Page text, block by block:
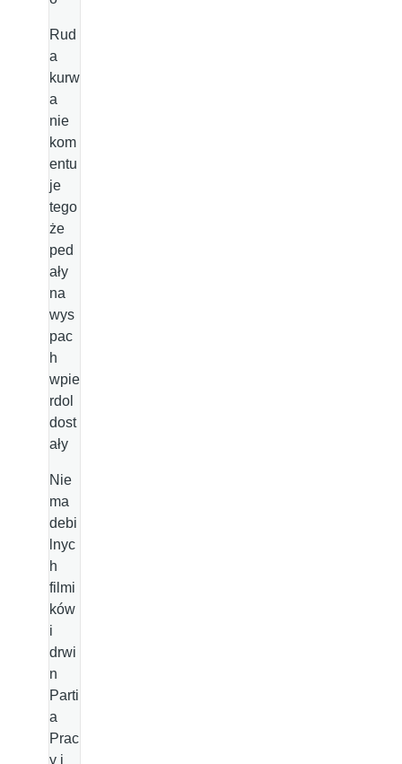
Rud
a
kurw
a
nie
kom
entu
je
tego
że
ped
ały
na
wys
pac
h
wpie
rdol
dost
ały
Nie
ma
debi
lnyc
h
filmi
ków
i
drwi
n
Parti
a
Prac
y i